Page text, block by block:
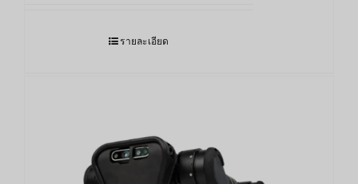
รายละเอียด